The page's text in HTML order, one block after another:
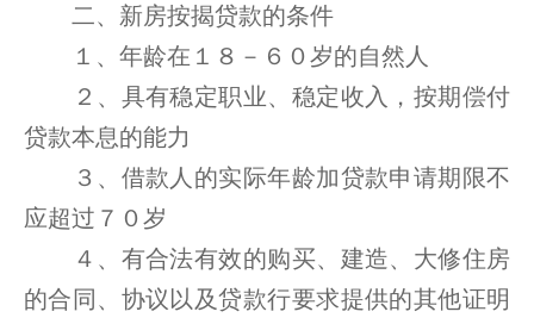
二、新房按揭贷款的条件
１、年龄在１８－６０岁的自然人
２、具有稳定职业、稳定收入，按期偿付
贷款本息的能力
３、借款人的实际年龄加贷款申请期限不
应超过７０岁
４、有合法有效的购买、建造、大修住房
的合同、协议以及贷款行要求提供的其他证明